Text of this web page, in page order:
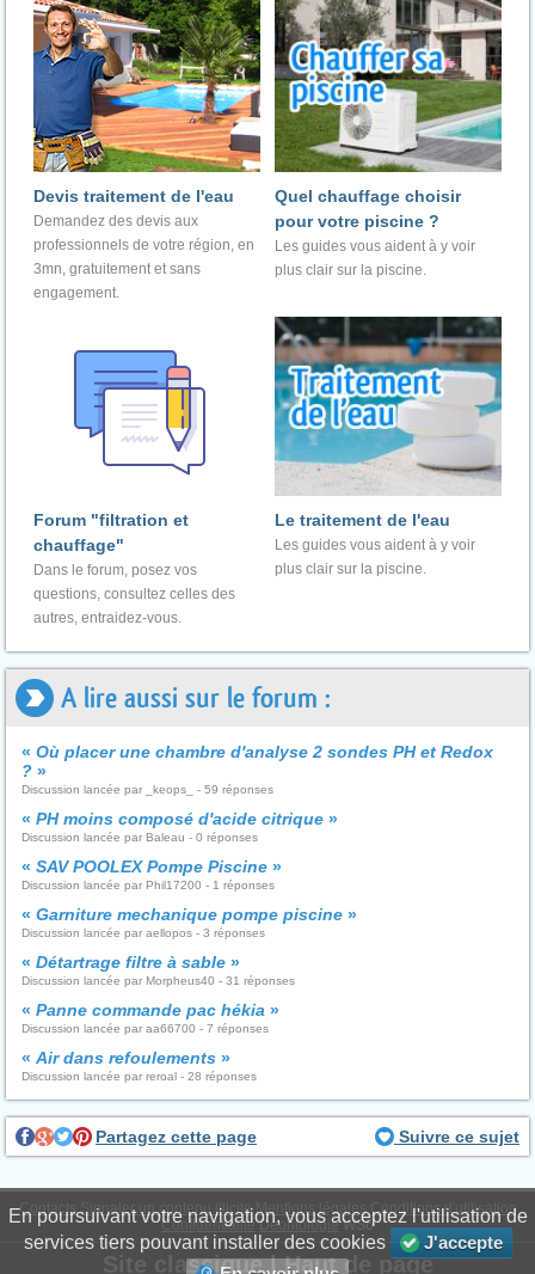
Devis traitement de l'eau
Demandez des devis aux
professionnels de votre région, en
3mn, gratuitement et sans
engagement.
Quel chauffage choisir
pour votre piscine ?
Les guides vous aident à y voir
plus clair sur la piscine.
Forum "filtration et
chauffage"
Dans le forum, posez vos
questions, consultez celles des
autres, entraidez-vous.
Le traitement de l'eau
Les guides vous aident à y voir
plus clair sur la piscine.
A lire aussi sur le forum :
« Où placer une chambre d'analyse 2 sondes PH et Redox
? »
Discussion lancée par _keops_ - 59 réponses
« PH moins composé d'acide citrique »
Discussion lancée par Baleau - 0 réponses
« SAV POOLEX Pompe Piscine »
Discussion lancée par Phil17200 - 1 réponses
« Garniture mechanique pompe piscine »
Discussion lancée par aellopos - 3 réponses
« Détartrage filtre à sable »
Discussion lancée par Morpheus40 - 31 réponses
« Panne commande pac hékia »
Discussion lancée par aa66700 - 7 réponses
« Air dans refoulements »
Discussion lancée par reroal - 28 réponses
Partagez cette page Suivre ce sujet
Contacts Signaler un contenu illicite Mentions légales Conditions d'utilisation
Confidentialité DéontologieWS6
Site classique|Haut de page
En poursuivant votre navigation, vous acceptez l'utilisation de
services tiers pouvant installer des cookies
J'accepte